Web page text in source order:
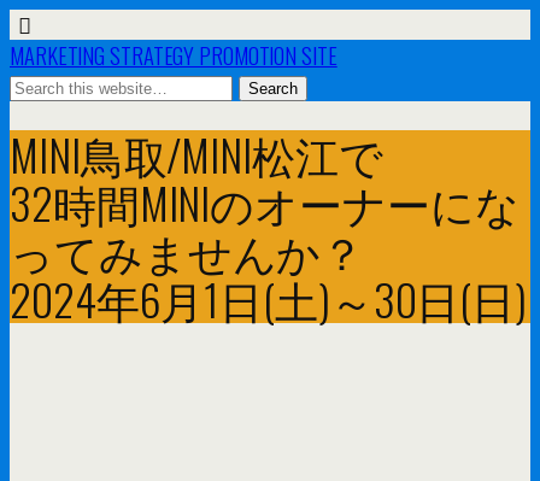
MARKETING STRATEGY PROMOTION SITE
MINI鳥取/MINI松江で
32時間MINIのオーナーにな
ってみませんか？
2024年6月1日(土)～30日(日)